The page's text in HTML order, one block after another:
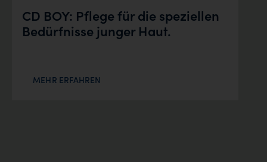
CD BOY: Pflege für die speziellen
Bedürfnisse junger Haut.
MEHR ERFAHREN